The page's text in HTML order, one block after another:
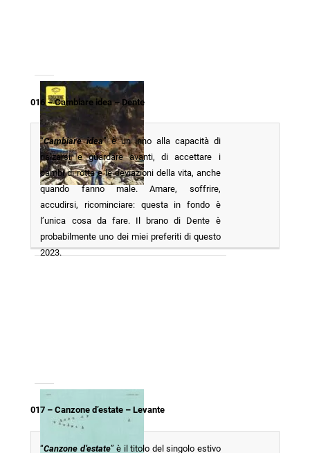
016 – Cambiare idea – Dente
“Cambiare idea” è un inno alla capacità di
rialzarsi e guardare avanti, di accettare i
cambi di rotta e le deviazioni della vita, anche
quando fanno male. Amare, soffrire,
accudirsi, ricominciare: questa in fondo è
l’unica cosa da fare. Il brano di Dente è
probabilmente uno dei miei preferiti di questo
2023.
017 – Canzone d’estate – Levante
“Canzone d’estate” è il titolo del singolo estivo